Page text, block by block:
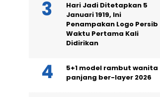
Hari Jadi Ditetapkan 5
Januari 1919, Ini
Penampakan Logo Persib
Waktu Pertama Kali
Didirikan
5+1 model rambut wanita
panjang ber-layer 2026